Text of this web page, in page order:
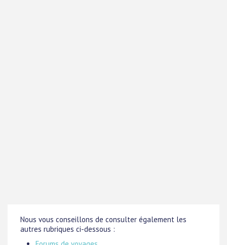
Nous vous conseillons de consulter également les
autres rubriques ci-dessous :